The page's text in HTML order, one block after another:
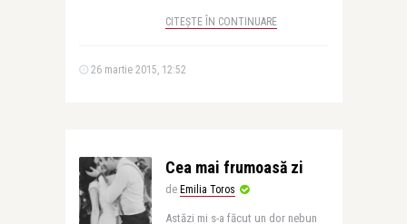
CITEȘTE ÎN CONTINUARE
26 martie 2015, 12:52
Cea mai frumoasă zi
de Emilia Toros
Astăzi mi s-a făcut un dor nebun